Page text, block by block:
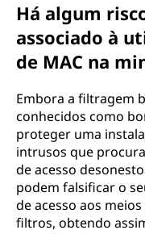
Há algum
associado à
de MAC na
Embora a filtragem
conhecidos como
proteger uma
intrusos que
de acesso
podem falsificar o
de acesso aos
filtros, obtendo